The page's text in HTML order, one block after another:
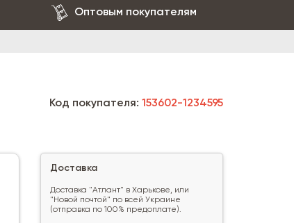
Оптовым покупателям
Код покупателя: 153602-1234595
Доставка
Доставка "Атлант" в Харькове, или
"Новой почтой" по всей Украине
(отправка по 100% предоплате).